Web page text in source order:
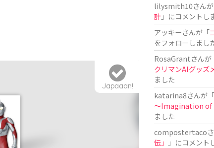
Japaaan!
lilysmith10さん
計」にコメントし
アッキーさんが「
をフォローしまし
RosaGrantさんが
クリマンAIグッズ
ました
katarina8さんが「
〜Imagination of
ました
compostertaco
伝」
」にコメント